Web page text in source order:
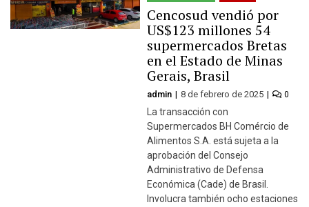
Cencosud vendió por
US$123 millones 54
supermercados Bretas
en el Estado de Minas
Gerais, Brasil
admin 8 de febrero de 2025 0
La transacción con
Supermercados BH Comércio de
Alimentos S.A. está sujeta a la
aprobación del Consejo
Administrativo de Defensa
Económica (Cade) de Brasil.
Involucra también ocho estaciones